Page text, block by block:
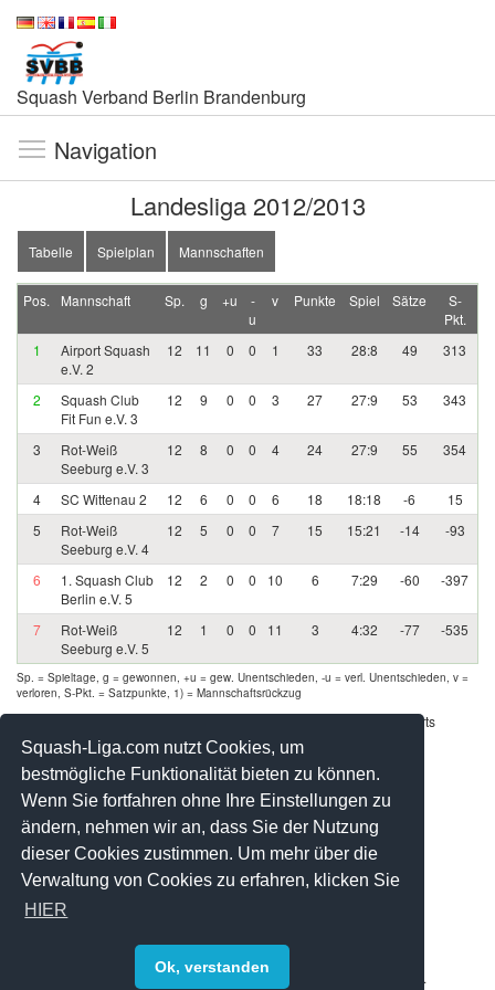
Squash-Liga.com nutzt Cookies, um
bestmögliche Funktionalität bieten zu können.
Wenn Sie fortfahren ohne Ihre Einstellungen zu
ändern, nehmen wir an, dass Sie der Nutzung
dieser Cookies zustimmen. Um mehr über die
Verwaltung von Cookies zu erfahren, klicken Sie
HIER
Ok, verstanden
Squash Verband Berlin Brandenburg
Navigation
Landesliga 2012/2013
Tabelle Spielplan Mannschaften
Pos. Mannschaft Sp. g +u
-
u
v Punkte Spiel Sätze
S-
Pkt.
1
Airport Squash
e.V. 2
12 11 0 0 1 33 28:8 49 313
2
Squash Club
Fit Fun e.V. 3
12 9 0 0 3 27 27:9 53 343
3
Rot-Weiß
Seeburg e.V. 3
12 8 0 0 4 24 27:9 55 354
4 SC Wittenau 2 12 6 0 0 6 18 18:18 -6
15
5
Rot-Weiß
Seeburg e.V. 4
12 5 0 0 7 15 15:21 -14 -93
6
1. Squash Club
Berlin e.V. 5
12 2 0 0 10 6 7:29 -60 -397
7
Rot-Weiß
Seeburg e.V. 5
12 1 0 0 11 3 4:32 -77 -535
Sp. = Spieltage, g = gewonnen, +u = gew. Unentschieden, -u = verl. Unentschieden, v =
verloren, S-Pkt. = Satzpunkte, 1) = Mannschaftsrückzug
Werbung - Offizielle Pool Partner des deutschen Squashsports
© 2008-2026 by Squash-Liga.com Alle Rechte vorbehalten.